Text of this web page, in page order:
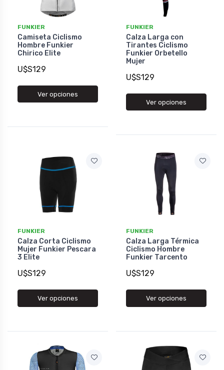
FUNKIER
Camiseta Ciclismo
Hombre Funkier
Chirico Elite
U$S129
Ver opciones
FUNKIER
Calza Larga con
Tirantes Ciclismo
Funkier Orbetello
Mujer
U$S129
Ver opciones
FUNKIER
Calza Corta Ciclismo
Mujer Funkier Pescara
3 Elite
U$S129
Ver opciones
FUNKIER
Calza Larga Térmica
Ciclismo Hombre
Funkier Tarcento
U$S129
Ver opciones